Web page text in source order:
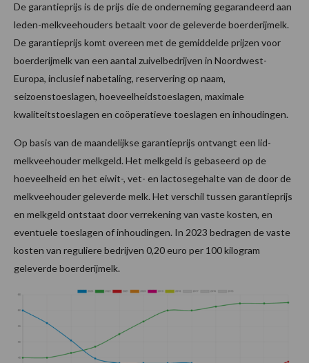
De garantieprijs is de prijs die de onderneming gegarandeerd aan
leden-melkveehouders betaalt voor de geleverde boerderijmelk.
De garantieprijs komt overeen met de gemiddelde prijzen voor
boerderijmelk van een aantal zuivelbedrijven in Noordwest-
Europa, inclusief nabetaling, reservering op naam,
seizoenstoeslagen, hoeveelheidstoeslagen, maximale
kwaliteitstoeslagen en coöperatieve toeslagen en inhoudingen.
Op basis van de maandelijkse garantieprijs ontvangt een lid-
melkveehouder melkgeld. Het melkgeld is gebaseerd op de
hoeveelheid en het eiwit-, vet- en lactosegehalte van de door de
melkveehouder geleverde melk. Het verschil tussen garantieprijs
en melkgeld ontstaat door verrekening van vaste kosten, en
eventuele toeslagen of inhoudingen. In 2023 bedragen de vaste
kosten van reguliere bedrijven 0,20 euro per 100 kilogram
geleverde boerderijmelk.